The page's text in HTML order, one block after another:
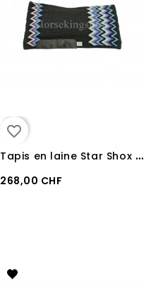
favorite_border
T
apis en laine Star Shox Pool's Noir bleu clair mauve
268,00 CHF